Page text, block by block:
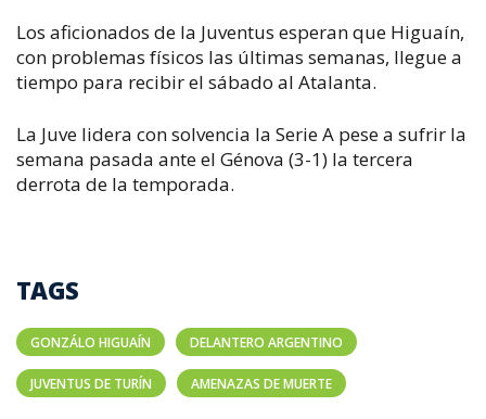
Los aficionados de la Juventus esperan que Higuaín,
con problemas físicos las últimas semanas, llegue a
tiempo para recibir el sábado al Atalanta.
La Juve lidera con solvencia la Serie A pese a sufrir la
semana pasada ante el Génova (3-1) la tercera
derrota de la temporada.
TAGS
GONZÁLO HIGUAÍN DELANTERO ARGENTINO
JUVENTUS DE TURÍN AMENAZAS DE MUERTE